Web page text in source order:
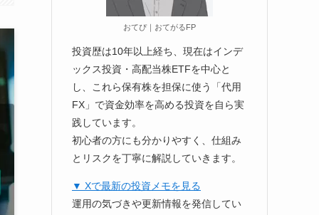
おてぴ｜おてがるFP
投資歴は10年以上経ち、現在はインデ
ックス投資・高配当株ETFを中心と
し、これら保有株を担保に使う「代用
FX」で資金効率を高める投資を自ら実
践しています。
初心者の方にも分かりやすく、仕組み
とリスクを丁寧に解説していきます。
▼ Xで最新の投資メモを見る
運用の気づきや更新情報を発信してい